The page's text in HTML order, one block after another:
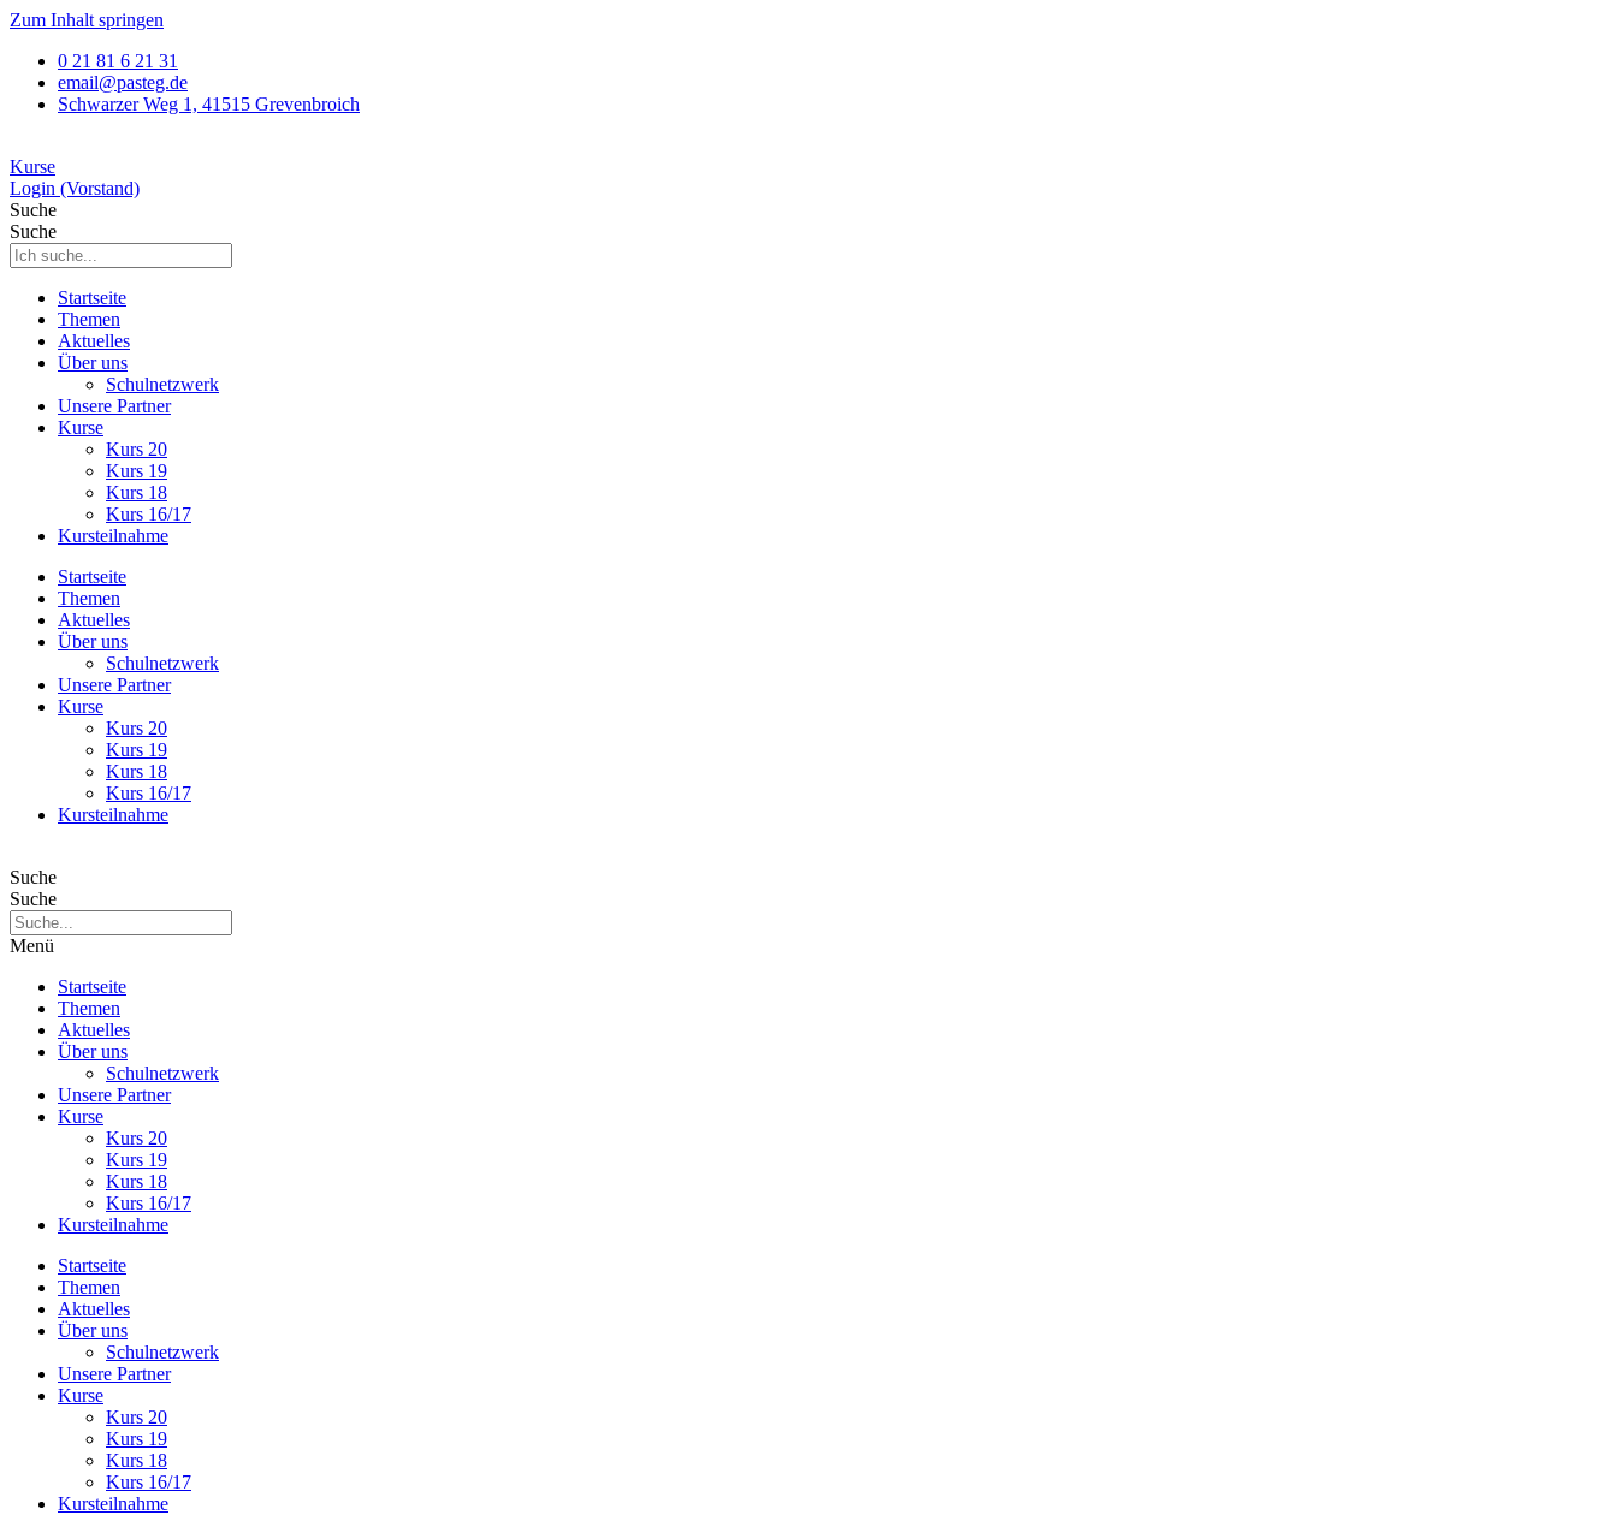
Zum Inhalt springen
0 21 81 6 21 31
email@pasteg.de
Schwarzer Weg 1, 41515 Grevenbroich
Kurse
Login (Vorstand)
Suche
Suche
Startseite
Themen
Aktuelles
Über uns
Schulnetzwerk
Unsere Partner
Kurse
Kurs 20
Kurs 19
Kurs 18
Kurs 16/17
Kursteilnahme
Startseite
Themen
Aktuelles
Über uns
Schulnetzwerk
Unsere Partner
Kurse
Kurs 20
Kurs 19
Kurs 18
Kurs 16/17
Kursteilnahme
Suche
Suche
Menü
Startseite
Themen
Aktuelles
Über uns
Schulnetzwerk
Unsere Partner
Kurse
Kurs 20
Kurs 19
Kurs 18
Kurs 16/17
Kursteilnahme
Startseite
Themen
Aktuelles
Über uns
Schulnetzwerk
Unsere Partner
Kurse
Kurs 20
Kurs 19
Kurs 18
Kurs 16/17
Kursteilnahme